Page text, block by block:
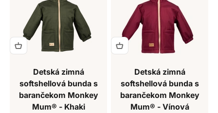
Detská zimná
softshellová bunda s
barančekom Monkey
Mum® - Khaki
Detská zimná
softshellová bunda s
barančekom Monkey
Mum® - Vínová